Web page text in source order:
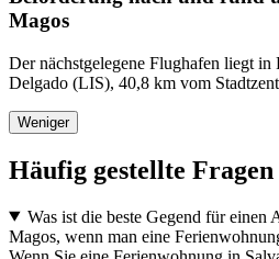
Magos
Der nächstgelegene Flughafen liegt
Delgado (LIS), 40,8 km vom
Weniger
Häufig gestellte Fragen
Was ist die beste Gegend für einen
Magos, wenn man eine